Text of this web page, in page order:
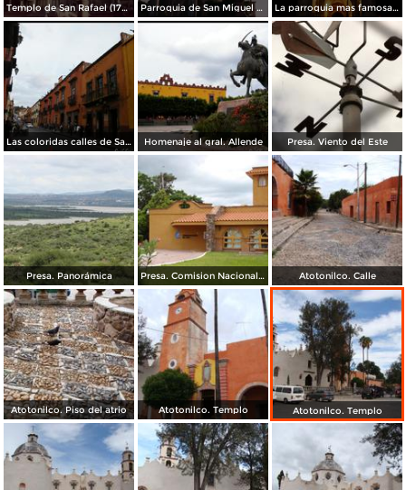
Templo de San Rafael (1742). San Miguel de Allende, Gto. 2001 Parroquia de San Miguel Arcángel (Siglo XVII). San Miguel de Allende. 2001 La parroquia mas famosa de Mexico.
Las coloridas calles de San miguel Homenaje al gral. Allende Presa. Viento del Este
Presa. Panorámica Presa. Comision Nacional del Agua Atotonilco. Calle
Atotonilco. Piso del atrio Atotonilco. Templo Atotonilco. Templo